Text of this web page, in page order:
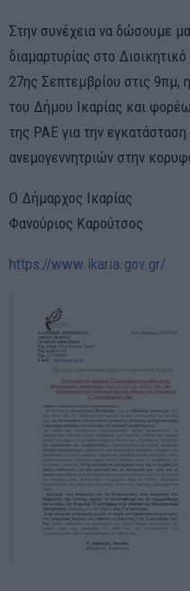
Στην συνέχεια να δώσουμε
διαμαρτυρίας στο
27ης Σεπτεμβρίου στις
του Δήμου Ικαρίας και
της ΡΑΕ για την εγκατάσταση
ανεμογεννητριών στην
Ο Δήμαρχος Ικαρίας
Φανούριος Καρούτσος
https://www.ikaria.gov.gr/